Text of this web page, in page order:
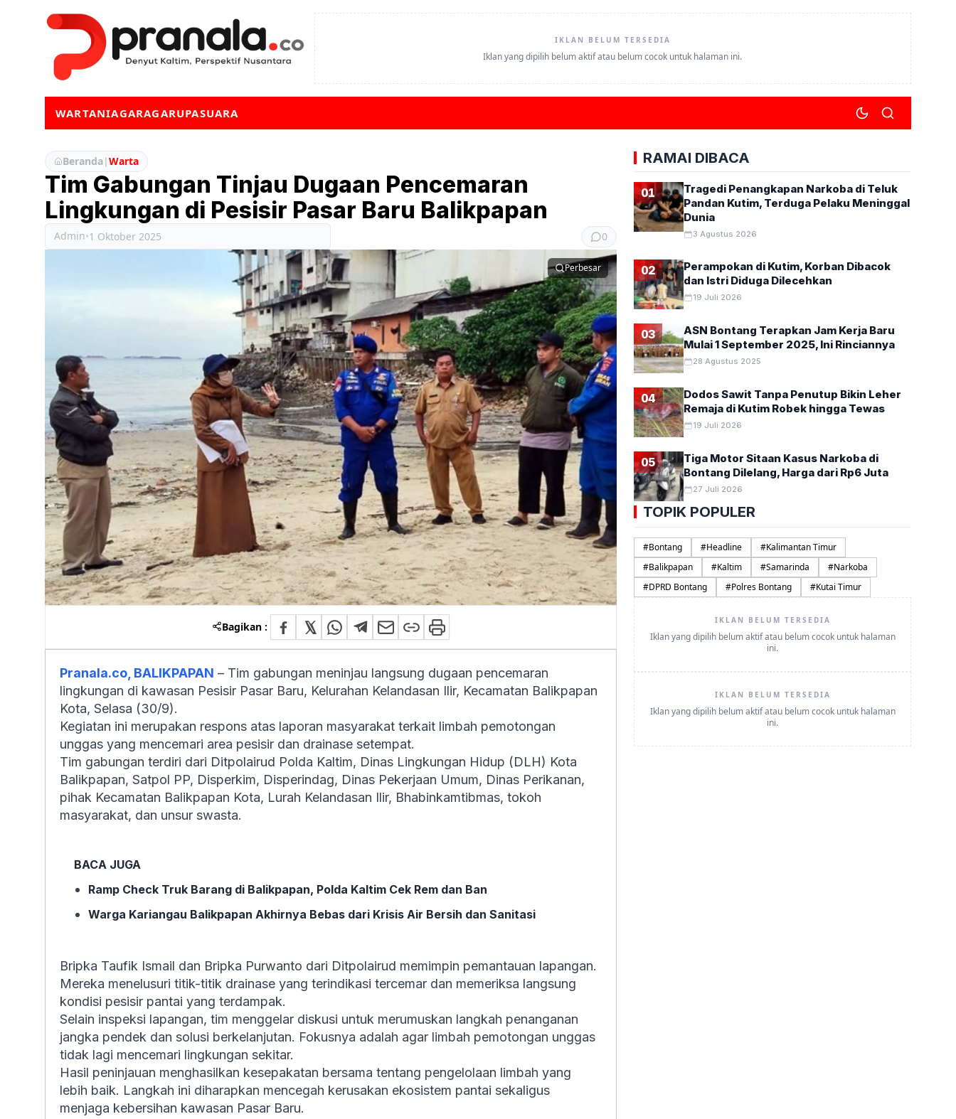
IKLAN BELUM TERSEDIA
Iklan yang dipilih belum aktif atau belum cocok untuk halaman ini.
WARTANIAGARAGARUPASUARA
Beranda|Warta
Tim Gabungan Tinjau Dugaan Pencemaran
Lingkungan di Pesisir Pasar Baru Balikpapan
Admin•1 Oktober 2025 0
Perbesar
Bagikan :
Pranala.co, BALIKPAPAN – Tim gabungan meninjau langsung dugaan pencemaran
lingkungan di kawasan Pesisir Pasar Baru, Kelurahan Kelandasan Ilir, Kecamatan Balikpapan
Kota, Selasa (30/9).
Kegiatan ini merupakan respons atas laporan masyarakat terkait limbah pemotongan
unggas yang mencemari area pesisir dan drainase setempat.
Tim gabungan terdiri dari Ditpolairud Polda Kaltim, Dinas Lingkungan Hidup (DLH) Kota
Balikpapan, Satpol PP, Disperkim, Disperindag, Dinas Pekerjaan Umum, Dinas Perikanan,
pihak Kecamatan Balikpapan Kota, Lurah Kelandasan Ilir, Bhabinkamtibmas, tokoh
masyarakat, dan unsur swasta.
BACA JUGA
Ramp Check Truk Barang di Balikpapan, Polda Kaltim Cek Rem dan Ban
Warga Kariangau Balikpapan Akhirnya Bebas dari Krisis Air Bersih dan Sanitasi
Bripka Taufik Ismail dan Bripka Purwanto dari Ditpolairud memimpin pemantauan lapangan.
Mereka menelusuri titik-titik drainase yang terindikasi tercemar dan memeriksa langsung
kondisi pesisir pantai yang terdampak.
Selain inspeksi lapangan, tim menggelar diskusi untuk merumuskan langkah penanganan
jangka pendek dan solusi berkelanjutan. Fokusnya adalah agar limbah pemotongan unggas
tidak lagi mencemari lingkungan sekitar.
Hasil peninjauan menghasilkan kesepakatan bersama tentang pengelolaan limbah yang
lebih baik. Langkah ini diharapkan mencegah kerusakan ekosistem pantai sekaligus
menjaga kebersihan kawasan Pasar Baru.
RAMAI DIBACA
01
Tragedi Penangkapan Narkoba di Teluk
Pandan Kutim, Terduga Pelaku Meninggal
Dunia
3 Agustus 2026
02
Perampokan di Kutim, Korban Dibacok
dan Istri Diduga Dilecehkan
19 Juli 2026
03
ASN Bontang Terapkan Jam Kerja Baru
Mulai 1 September 2025, Ini Rinciannya
28 Agustus 2025
04
Dodos Sawit Tanpa Penutup Bikin Leher
Remaja di Kutim Robek hingga Tewas
19 Juli 2026
05
Tiga Motor Sitaan Kasus Narkoba di
Bontang Dilelang, Harga dari Rp6 Juta
27 Juli 2026
TOPIK POPULER
#Bontang #Headline #Kalimantan Timur
#Balikpapan #Kaltim #Samarinda #Narkoba
#DPRD Bontang #Polres Bontang #Kutai Timur
IKLAN BELUM TERSEDIA
Iklan yang dipilih belum aktif atau belum cocok untuk halaman
ini.
IKLAN BELUM TERSEDIA
Iklan yang dipilih belum aktif atau belum cocok untuk halaman
ini.